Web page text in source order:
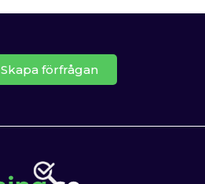
Skapa förfrågan